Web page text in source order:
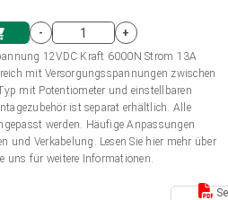
-
+
12VDC Kraft 6000N Strom 13A
mit Versorgungsspannungen zwischen
mit Potentiometer und einstellbaren
ist separat erhältlich. Alle
werden. Häufige Anpassungen
und Verkabelung. Lesen Sie hier mehr über
uns für weitere Informationen.